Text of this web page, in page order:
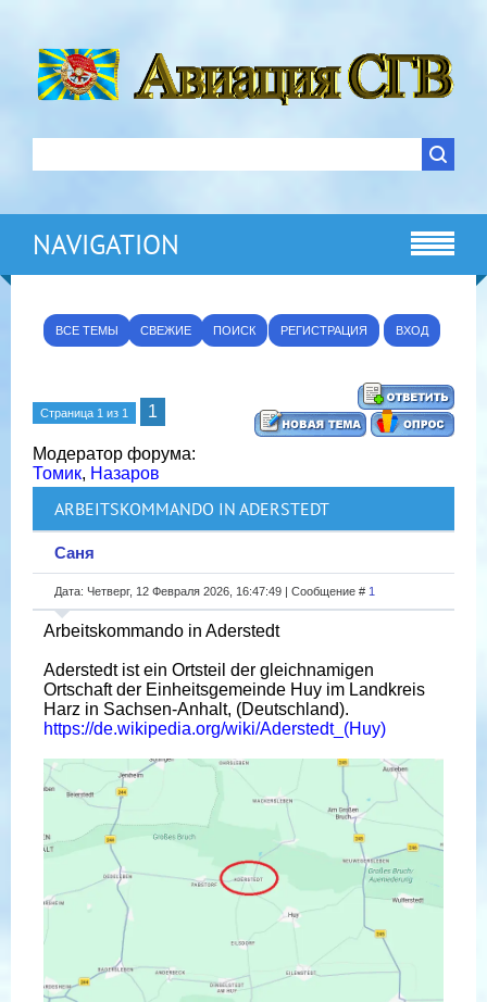
NAVIGATION
ВСЕ ТЕМЫ СВЕЖИЕ ПОИСК РЕГИСТРАЦИЯ ВХОД
Страница 1 из 1 1
Модератор форума:
Томик, Назаров
ARBEITSKOMMANDO IN ADERSTEDT
Саня
Дата: Четверг, 12 Февраля 2026, 16:47:49 | Сообщение # 1
Arbeitskommando in Aderstedt
Aderstedt ist ein Ortsteil der gleichnamigen
Ortschaft der Einheitsgemeinde Huy im Landkreis
Harz in Sachsen-Anhalt, (Deutschland).
https://de.wikipedia.org/wiki/Aderstedt_(Huy)